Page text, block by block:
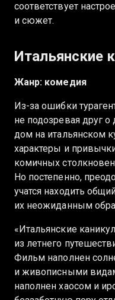
соответствует
и сюжет.
Итальянские
Жанр: комедия
Из-за ошибки
не подозревая друг
дом на итальянском
характеры и
комичных
Но постепенно,
учатся находить
их неожиданным
«Итальянские
из летнего
Фильм наполнен
и живописными
наполнен хаосом и